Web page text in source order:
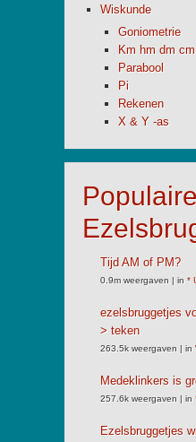
Wiskunde
Goniometrie
Km hm dm
Parabool
Pi
Rekenen
X & Y -as
Populaire
Tijd AM of PM?
0.9m weergaven | in *
ezelsbruggetjes
> teken
263.5k weergaven | in
Medeklinkers is
257.6k weergaven | in
Ezelsbruggetjes